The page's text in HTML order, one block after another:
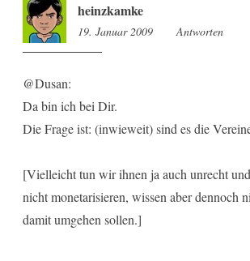
heinzkamke
19. Januar 2009 16:06
Antworten
@Dusan:
Da bin ich bei Dir.
Die Frage ist: (inwieweit) sind es die
[Vielleicht tun wir ihnen ja auch unrecht
nicht monetarisieren, wissen aber dennoch
damit umgehen sollen.]